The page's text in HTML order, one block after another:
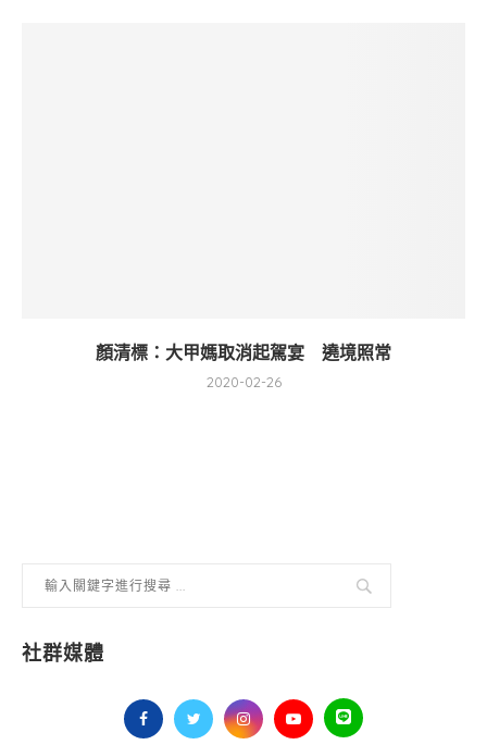
顏清標：大甲媽取消起駕宴 遶境照常
2020-02-26
社群媒體